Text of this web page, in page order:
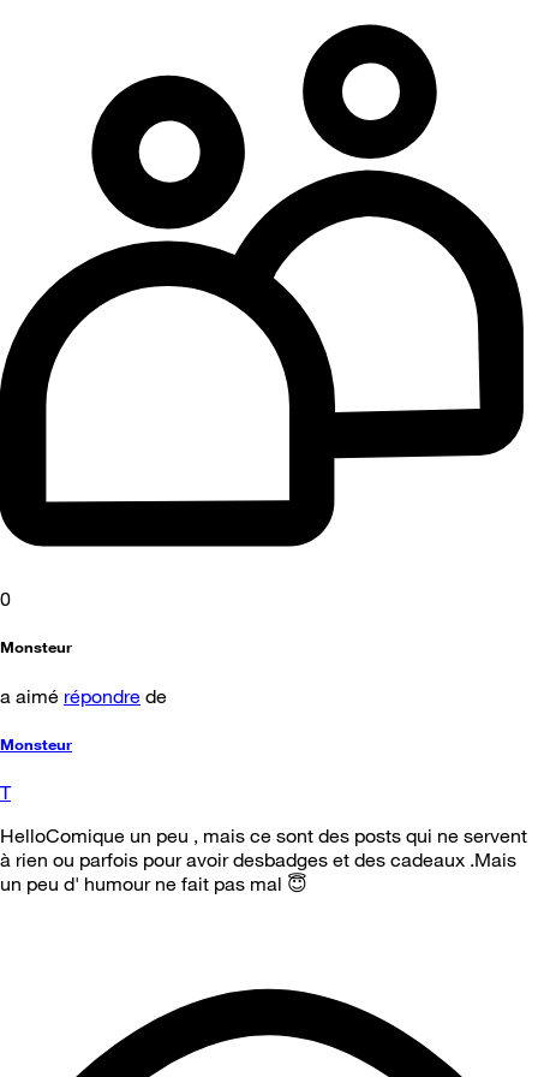
0
Monsteur
a aimé répondre de
Monsteur
T
HelloComique un peu , mais ce sont des posts qui ne servent
à rien ou parfois pour avoir desbadges et des cadeaux .Mais
un peu d' humour ne fait pas mal 😇